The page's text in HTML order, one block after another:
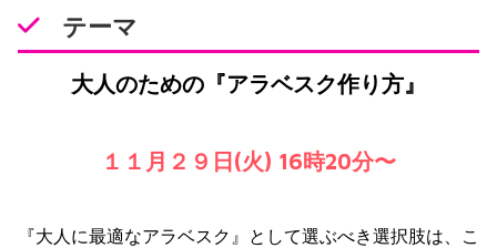
テーマ
大人のための『アラベスク作り方』
１１月２９日(火) 16時20分〜
『大人に最適なアラベスク』として選ぶべき選択肢は、こ